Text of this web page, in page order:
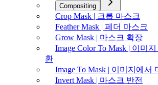
Compositing
Crop Mask | 크롭 마스크
Feather Mask | 페더 마스크
Grow Mask | 마스크 확장
Image Color To Mask | 이미
환
Image To Mask | 이미지에서
Invert Mask | 마스크 반전